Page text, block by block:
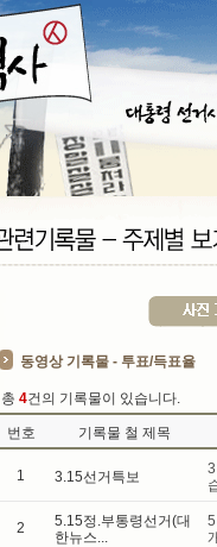
동영상 기록물 - 투표/득표율
총 4건의 기록물이 있습니다.
번호 기록물 철 제목
1 3.15선거특보
2
5.15정.부통령선거(대
한뉴스...